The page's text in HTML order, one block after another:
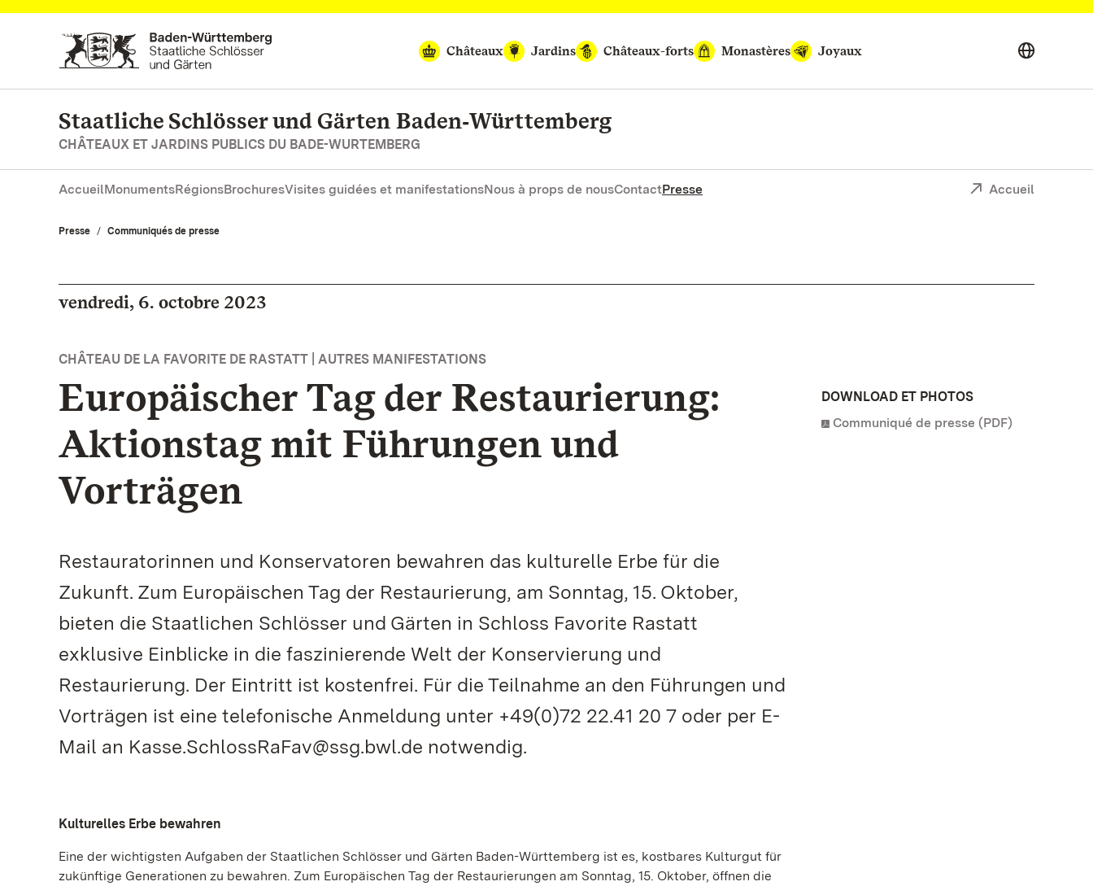
Vers la page d’accueil
Châteaux
Jardins Châteaux-forts Monastères Joyaux
Staatliche Schlösser und Gärten Baden‑Württemberg
CHÂTEAUX ET JARDINS PUBLICS DU BADE-WURTEMBERG
AccueilMonumentsRégionsBrochuresVisites guidées et manifestationsNous à props de nousContactPresse Accueil
Presse Communiqués de presse
vendredi, 6. octobre 2023
CHÂTEAU DE LA FAVORITE DE RASTATT | AUTRES MANIFESTATIONS
Europäischer Tag der Restaurierung:
Aktionstag mit Führungen und
Vorträgen
Restauratorinnen und Konservatoren bewahren das kulturelle Erbe für die
Zukunft. Zum Europäischen Tag der Restaurierung, am Sonntag, 15. Oktober,
bieten die Staatlichen Schlösser und Gärten in Schloss Favorite Rastatt
exklusive Einblicke in die faszinierende Welt der Konservierung und
Restaurierung. Der Eintritt ist kostenfrei. Für die Teilnahme an den Führungen und
Vorträgen ist eine telefonische Anmeldung unter +49(0)72 22.41 20 7 oder per E-
Mail an Kasse.SchlossRaFav@ssg.bwl.de notwendig.
Kulturelles Erbe bewahren
Eine der wichtigsten Aufgaben der Staatlichen Schlösser und Gärten Baden-Württemberg ist es, kostbares Kulturgut für
zukünftige Generationen zu bewahren. Zum Europäischen Tag der Restaurierungen am Sonntag, 15. Oktober, öffnen die
DOWNLOAD ET PHOTOS
Communiqué de presse (PDF)